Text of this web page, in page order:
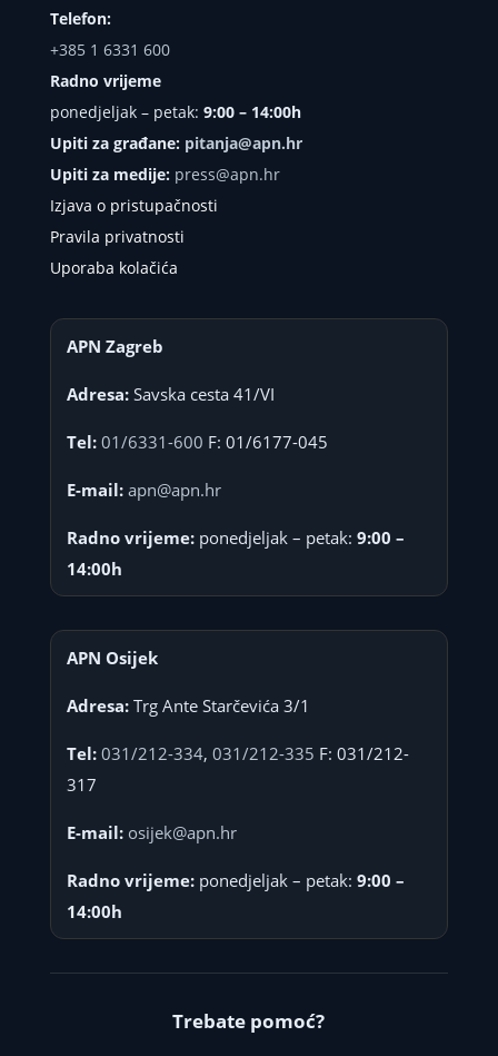
Telefon:
+385 1 6331 600
Radno vrijeme
ponedjeljak – petak: 9:00 – 14:00h
Upiti za građane: pitanja@apn.hr
Upiti za medije: press@apn.hr
Izjava o pristupačnosti
Pravila privatnosti
Uporaba kolačića
APN Zagreb
Adresa:Savska cesta 41/VI
Tel: 01/6331-600 F: 01/6177-045
E-mail: apn@apn.hr
Radno vrijeme:ponedjeljak – petak: 9:00 –
14:00h
APN Osijek
Adresa:Trg Ante Starčevića 3/1
Tel: 031/212-334, 031/212-335 F: 031/212-
317
E-mail: osijek@apn.hr
Radno vrijeme:ponedjeljak – petak: 9:00 –
14:00h
Trebate pomoć?